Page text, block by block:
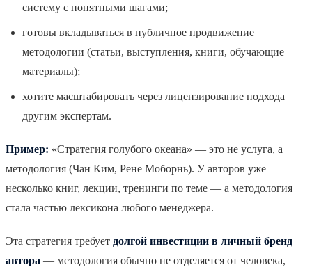
систему с понятными шагами;
готовы вкладываться в публичное продвижение
методологии (статьи, выступления, книги, обучающие
материалы);
хотите масштабировать через лицензирование подхода
другим экспертам.
Пример: «Стратегия голубого океана» — это не услуга, а
методология (Чан Ким, Рене Моборнь). У авторов уже
несколько книг, лекции, тренинги по теме — а методология
стала частью лексикона любого менеджера.
Эта стратегия требует долгой инвестиции в личный бренд
автора — методология обычно не отделяется от человека,